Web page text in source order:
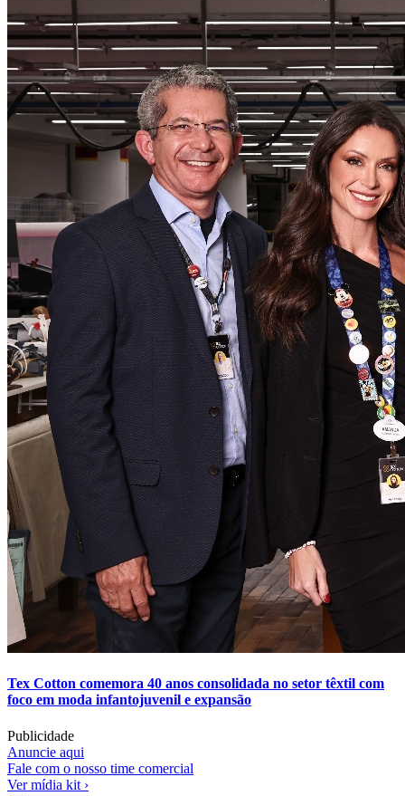
Tex Cotton comemora 40 anos consolidada no setor têxtil com
foco em moda infantojuvenil e expansão
Publicidade
Anuncie aqui
Fale com o nosso time comercial
Ver mídia kit ›